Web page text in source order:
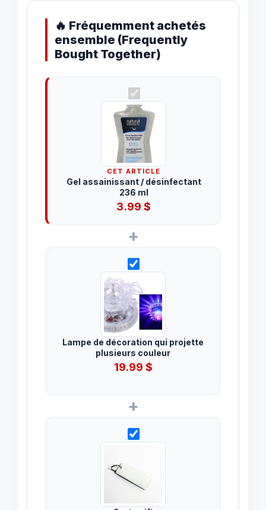
🔥 Fréquemment achetés
ensemble (Frequently
Bought Together)
CET ARTICLE
Gel assainissant / désinfectant
236 ml
3.99$
+
Lampe de décoration qui projette
plusieurs couleur
19.99 $
+